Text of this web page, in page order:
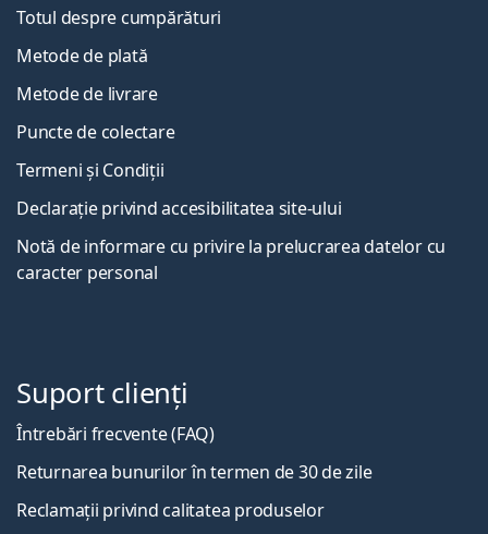
Totul despre cumpărături
Metode de plată
Metode de livrare
Puncte de colectare
Termeni și Condiții
Declarație privind accesibilitatea site-ului
Notă de informare cu privire la prelucrarea datelor cu
caracter personal
Suport clienți
Întrebări frecvente (FAQ)
Returnarea bunurilor în termen de 30 de zile
Reclamații privind calitatea produselor